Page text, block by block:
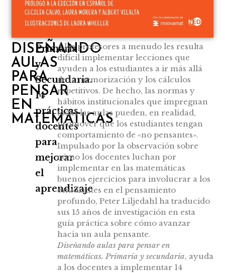
DISEÑANDO
AULAS
PARA
PENSAR
EN
MATEMÁTICAS
Primaria
y
Secundaria.
14
prácticas
docentes
para
mejorar
el
aprendizaje
A los profesores a menudo les resulta
difícil implementar lecciones que
ayuden a los estudiantes a ir más allá
de la memorización y los cálculos
repetitivos. De hecho, las normas y
hábitos institucionales que impregnan
todas las aulas pueden, en realidad,
promover que los estudiantes tengan
comportamiento de «no pensantes».
Impulsado por la observación sobre
cómo los docentes luchan por
implementar en las matemáticas
buenos ejercicios para involucrar a los
estudiantes en el pensamiento
profundo, Peter Liljedahl ha traducido
sus 15 años de investigación en esta
guía práctica sobre cómo avanzar
hacia un aula pensante.
Diseñando aulas para pensar en
matemáticas. Primaria y secundaria, ayuda
a los docentes a implementar 14